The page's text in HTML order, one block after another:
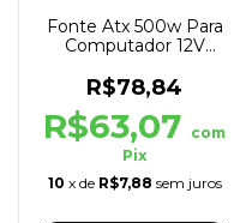
Fonte Atx 500w Para
Computador 12V
Cabo
R$78,84
R$63,07 com
Pix
10 x de R$7,88 sem juros